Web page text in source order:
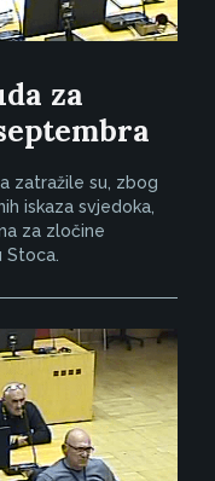
za
zatražile su, zbog
iskaza svjedoka,
za zločine
Stoca.